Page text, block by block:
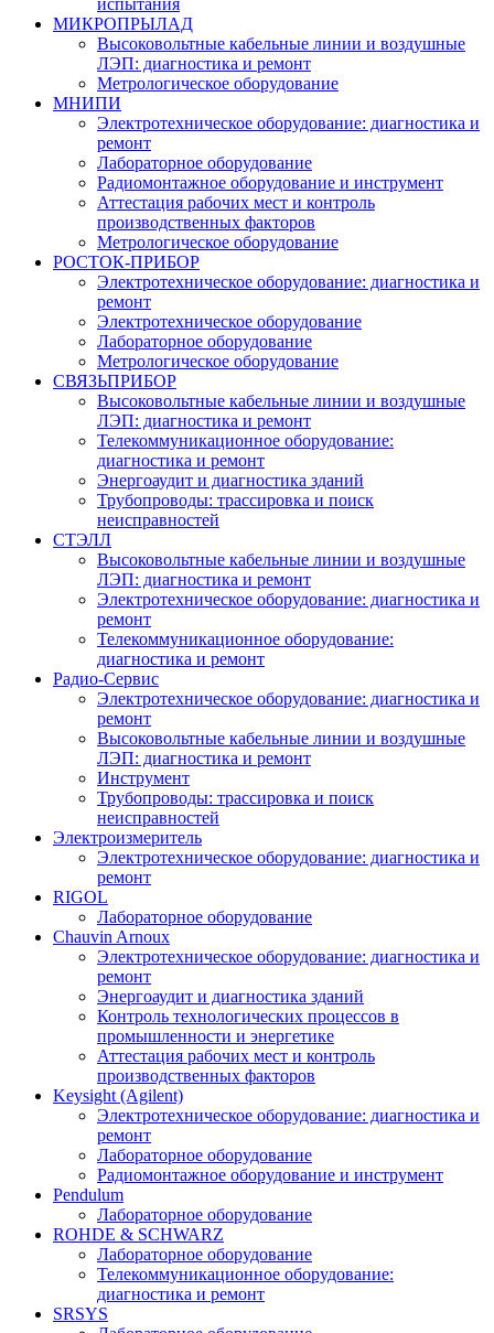
испытания
МИКРОПРЫЛАД
Высоковольтные кабельные линии и воздушные
ЛЭП: диагностика и ремонт
Метрологическое оборудование
МНИПИ
Электротехническое оборудование: диагностика и
ремонт
Лабораторное оборудование
Радиомонтажное оборудование и инструмент
Аттестация рабочих мест и контроль
производственных факторов
Метрологическое оборудование
РОСТОК-ПРИБОР
Электротехническое оборудование: диагностика и
ремонт
Электротехническое оборудование
Лабораторное оборудование
Метрологическое оборудование
СВЯЗЬПРИБОР
Высоковольтные кабельные линии и воздушные
ЛЭП: диагностика и ремонт
Телекоммуникационное оборудование:
диагностика и ремонт
Энергоаудит и диагностика зданий
Трубопроводы: трассировка и поиск
неисправностей
СТЭЛЛ
Высоковольтные кабельные линии и воздушные
ЛЭП: диагностика и ремонт
Электротехническое оборудование: диагностика и
ремонт
Телекоммуникационное оборудование:
диагностика и ремонт
Радио-Cервис
Электротехническое оборудование: диагностика и
ремонт
Высоковольтные кабельные линии и воздушные
ЛЭП: диагностика и ремонт
Инструмент
Трубопроводы: трассировка и поиск
неисправностей
Электроизмеритель
Электротехническое оборудование: диагностика и
ремонт
RIGOL
Лабораторное оборудование
Chauvin Arnoux
Электротехническое оборудование: диагностика и
ремонт
Энергоаудит и диагностика зданий
Контроль технологических процессов в
промышленности и энергетике
Аттестация рабочих мест и контроль
производственных факторов
Keysight (Agilent)
Электротехническое оборудование: диагностика и
ремонт
Лабораторное оборудование
Радиомонтажное оборудование и инструмент
Pendulum
Лабораторное оборудование
ROHDE & SCHWARZ
Лабораторное оборудование
Телекоммуникационное оборудование:
диагностика и ремонт
SRSYS